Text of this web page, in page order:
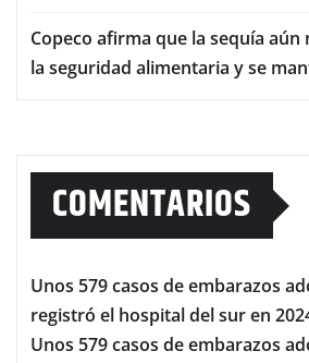
Copeco afirma que la sequía aún
la seguridad alimentaria y se
COMENTARIOS
Unos 579 casos de embarazos
registró el hospital del sur en
Unos 579 casos de embarazos